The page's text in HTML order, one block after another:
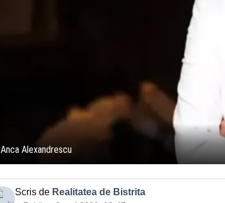
Anca Alexandrescu
Scris de Realitatea de Bistrita